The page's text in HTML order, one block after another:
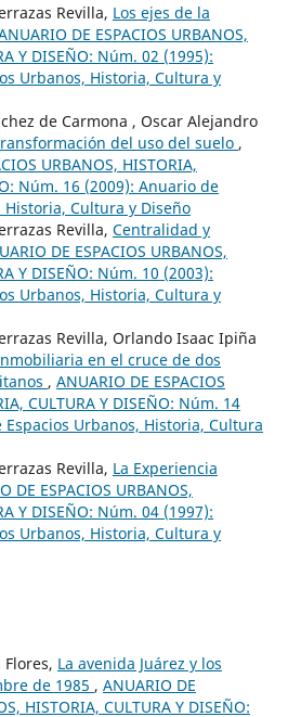
Revilla, Los ejes de la
DE ESPACIOS URBANOS,
Y DISEÑO: Núm. 02 (1995):
Urbanos, Historia, Cultura y
de Carmona , Oscar Alejandro
del uso del suelo ,
URBANOS, HISTORIA,
Núm. 16 (2009): Anuario de
Historia, Cultura y Diseño
Revilla, Centralidad y
DE ESPACIOS URBANOS,
Y DISEÑO: Núm. 10 (2003):
Urbanos, Historia, Cultura y
Revilla, Orlando Isaac Ipiña
en el cruce de dos
, ANUARIO DE ESPACIOS
CULTURA Y DISEÑO: Núm. 14
Espacios Urbanos, Historia, Cultura
Revilla, La Experiencia
DE ESPACIOS URBANOS,
Y DISEÑO: Núm. 04 (1997):
Urbanos, Historia, Cultura y
La avenida Juárez y los
de 1985 , ANUARIO DE
HISTORIA, CULTURA Y DISEÑO: